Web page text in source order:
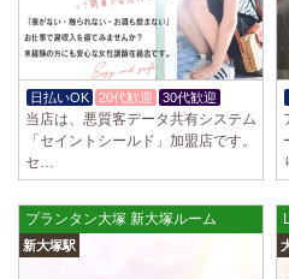
日払いOK 20代歓迎 30代歓迎
当店は、悪質客データ共有システム
「セイントシールド」加盟店です。
セ…
プランタン大塚 新大塚ルーム
新大塚駅